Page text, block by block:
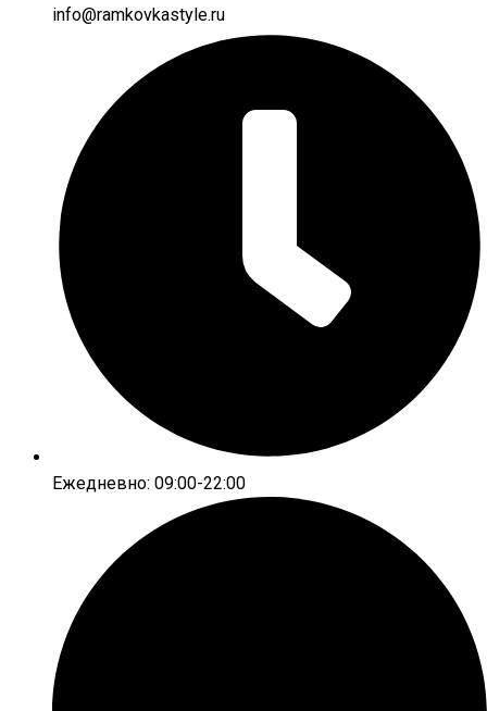
info@ramkovkastyle.ru
Ежедневно: 09:00-22:00